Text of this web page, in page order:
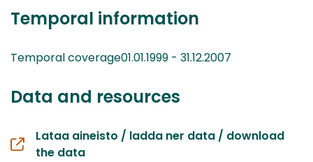
Temporal information
Temporal coverage01.01.1999 - 31.12.2007
Data and resources
Lataa aineisto / ladda ner data / download
the data